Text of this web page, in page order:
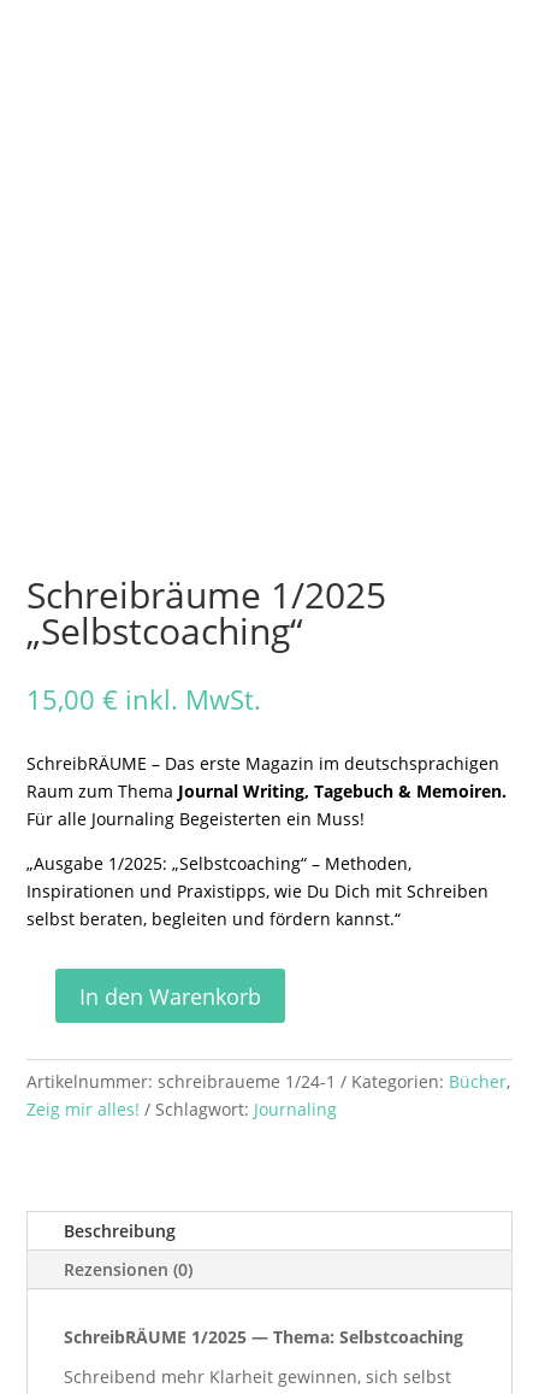
Schreibräume 1/2025
„Selbstcoaching“
15,00€ inkl. MwSt.
SchreibRÄUME – Das erste Magazin im deutschsprachigen
Raum zum Thema Journal Writing, Tagebuch & Memoiren.
Für alle Journaling Begeisterten ein Muss!
„Ausgabe 1/2025: „Selbstcoaching“ – Methoden,
Inspirationen und Praxistipps, wie Du Dich mit Schreiben
selbst beraten, begleiten und fördern kannst.“
Schreibräume
"Selbstcoaching"
Menge
In den Warenkorb
Artikelnummer:schreibraueme 1/24-1 Kategorien: Bücher,
Zeig mir alles!
Schlagwort: Journaling
Beschreibung
Rezensionen (0)
SchreibRÄUME 1/2025 — Thema: Selbstcoaching
Schreibend mehr Klarheit gewinnen, sich selbst